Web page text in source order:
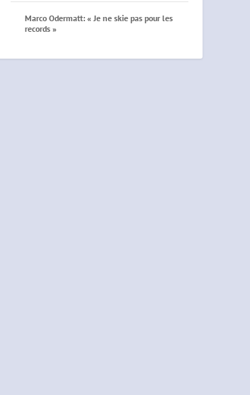
Marco Odermatt: « Je ne skie pas pour les
records »